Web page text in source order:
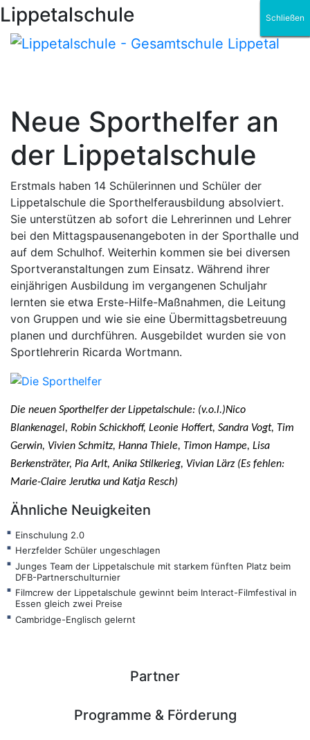
Lippetalschule
Neue Sporthelfer an
der Lippetalschule
Erstmals haben 14 Schülerinnen und Schüler der
Lippetalschule die Sporthelferausbildung absolviert.
Sie unterstützen ab sofort die Lehrerinnen und Lehrer
bei den Mittagspausenangeboten in der Sporthalle und
auf dem Schulhof. Weiterhin kommen sie bei diversen
Sportveranstaltungen zum Einsatz. Während ihrer
einjährigen Ausbildung im vergangenen Schuljahr
lernten sie etwa Erste-Hilfe-Maßnahmen, die Leitung
von Gruppen und wie sie eine Übermittagsbetreuung
planen und durchführen. Ausgebildet wurden sie von
Sportlehrerin Ricarda Wortmann.
Die neuen Sporthelfer der Lippetalschule: (v.o.l.)Nico
Blankenagel, Robin Schickhoff, Leonie Hoffert, Sandra Vogt, Tim
Gerwin, Vivien Schmitz, Hanna Thiele, Timon Hampe, Lisa
Berkensträter, Pia Arlt, Anika Stilkerieg, Vivian Lärz (Es fehlen:
Marie-Claire Jerutka und Katja Resch)
Ähnliche Neuigkeiten
Einschulung 2.0
Herzfelder Schüler ungeschlagen
Junges Team der Lippetalschule mit starkem fünften Platz beim
DFB-Partnerschulturnier
Filmcrew der Lippetalschule gewinnt beim Interact-Filmfestival in
Essen gleich zwei Preise
Cambridge-Englisch gelernt
Partner
Programme & Förderung
Schließen
Schließen
Schließen
Schließen
Schließen
Schließen